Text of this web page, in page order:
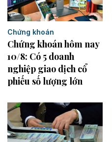
Chứng khoán
Chứng khoán hôm nay
10/8: Có 5 doanh
nghiệp giao dịch cổ
phiếu số lượng lớn